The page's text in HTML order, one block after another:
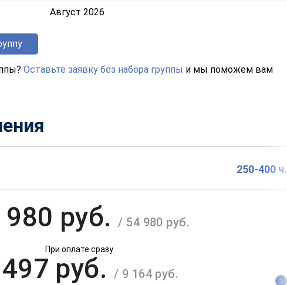
Август 2026
Оставьте заявку без набора группы и мы поможем вам
250-400 ч.
980 руб./ 54 980 руб.
При оплате сразу
руб. / 9 164 руб.